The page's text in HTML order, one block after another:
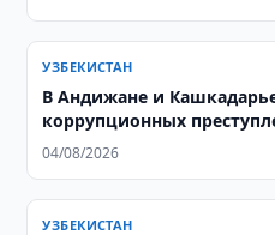
УЗБЕКИСТАН
В Андижане и
коррупционных
04/08/2026
УЗБЕКИСТАН